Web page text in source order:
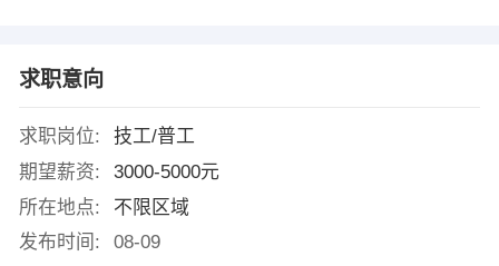
求职意向
求职岗位:
技工/普工
期望薪资:
3000-5000元
所在地点:
不限区域
发布时间:
08-09